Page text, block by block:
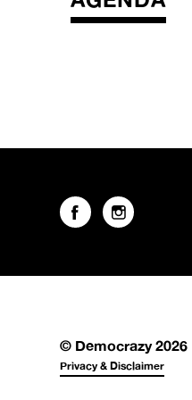
© Democrazy 2026
Privacy & Disclaimer